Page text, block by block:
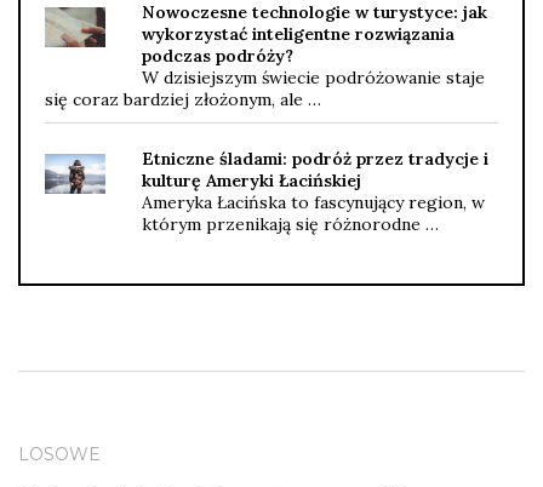
Nowoczesne technologie w turystyce: jak
wykorzystać inteligentne rozwiązania
podczas podróży?
W dzisiejszym świecie podróżowanie staje
się coraz bardziej złożonym, ale …
Etniczne śladami: podróż przez tradycje i
kulturę Ameryki Łacińskiej
Ameryka Łacińska to fascynujący region, w
którym przenikają się różnorodne …
LOSOWE